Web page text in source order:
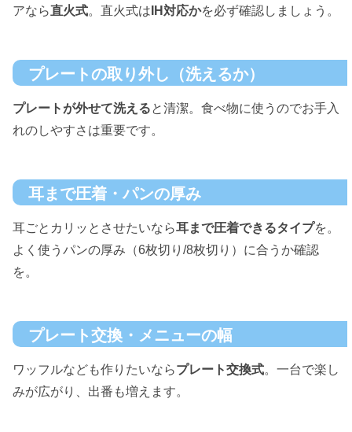
アなら直火式。直火式は IH対応かを必ず確認しましょう。
プレートの取り外し（洗えるか）
プレートが外せて洗えると清潔。食べ物に使うのでお手入
れのしやすさは重要です。
耳まで圧着・パンの厚み
耳ごとカリッとさせたいなら耳まで圧着できるタイプを。
よく使うパンの厚み（6枚切り/8枚切り）に合うか確認
を。
プレート交換・メニューの幅
ワッフルなども作りたいならプレート交換式。一台で楽し
みが広がり、出番も増えます。